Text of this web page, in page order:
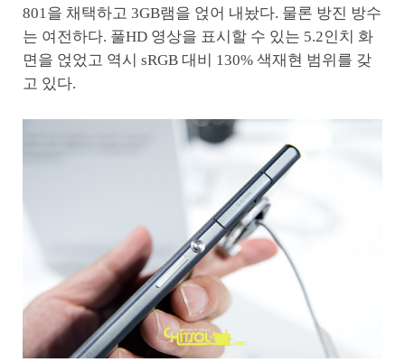
801을 채택하고 3GB램을 얹어 내놨다. 물론 방진 방수
는 여전하다. 풀HD 영상을 표시할 수 있는 5.2인치 화
면을 얹었고 역시 sRGB 대비 130% 색재현 범위를 갖
고 있다.